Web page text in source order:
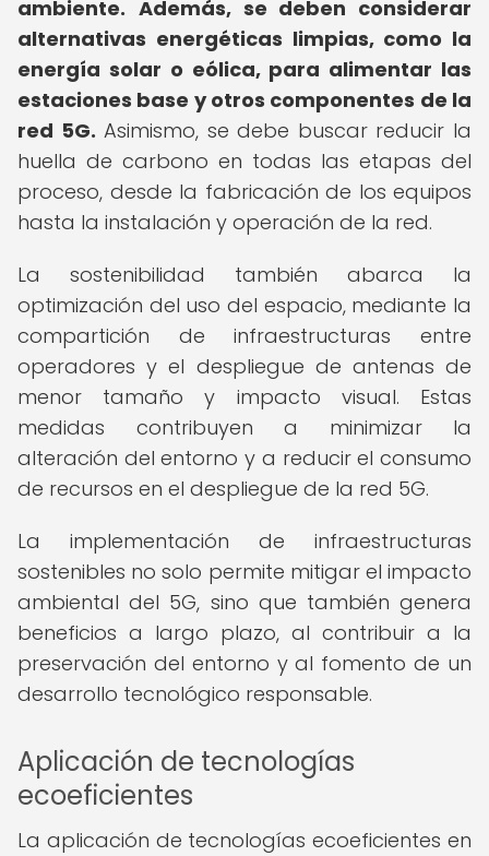
ambiente. Además, se deben considerar
alternativas energéticas limpias, como la
energía solar o eólica, para alimentar las
estaciones base y otros componentes de la
red 5G. Asimismo, se debe buscar reducir la
huella de carbono en todas las etapas del
proceso, desde la fabricación de los equipos
hasta la instalación y operación de la red.
La sostenibilidad también abarca la
optimización del uso del espacio, mediante la
compartición de infraestructuras entre
operadores y el despliegue de antenas de
menor tamaño y impacto visual. Estas
medidas contribuyen a minimizar la
alteración del entorno y a reducir el consumo
de recursos en el despliegue de la red 5G.
La implementación de infraestructuras
sostenibles no solo permite mitigar el impacto
ambiental del 5G, sino que también genera
beneficios a largo plazo, al contribuir a la
preservación del entorno y al fomento de un
desarrollo tecnológico responsable.
Aplicación de tecnologías
ecoeficientes
La aplicación de tecnologías ecoeficientes en